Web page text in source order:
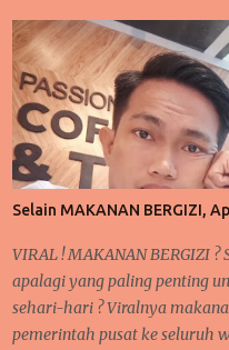
dalam beribadah kepada
tertinggi pencapaian hamba
SEDERHANA MENGUKUR
HARI Apakah Pasca
peringkat TAQWA
GAMBARAN TAQWA
seseorang bisa saja
Allah, namun apakah
Dalam kehidupan sehari-
diperhatikan saat sedang
wajib, sunat, pekerjaan,
Selain MAKANAN BERGIZI,
VIRAL ! MAKANAN BERGIZI
apalagi yang paling penting
sehari-hari ? Viralnya
pemerintah pusat ke seluruh